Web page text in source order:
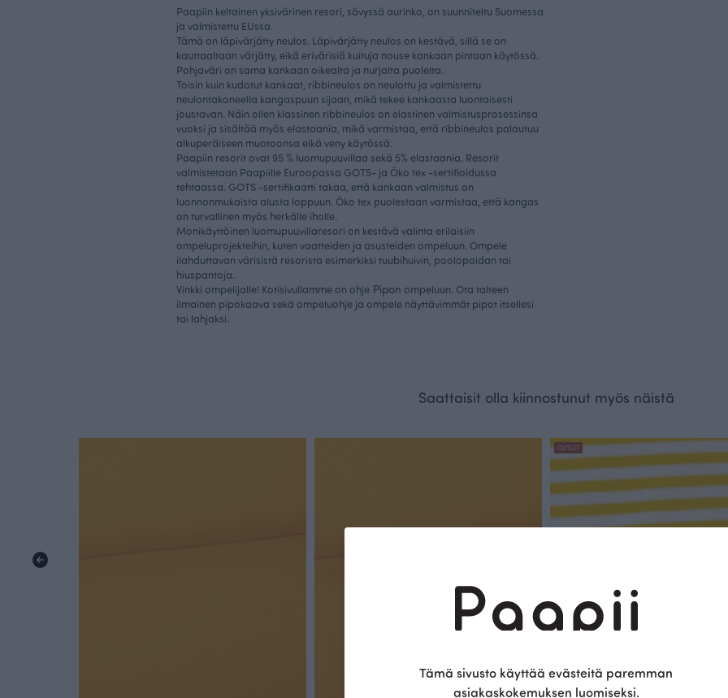
Paapiin keltainen yksivärinen resori, sävyssä aurinko, on suunniteltu Suomessa
ja valmistettu EUssa.
Tämä on läpivärjätty neulos. Läpivärjätty neulos on kestävä, sillä se on
kauttaaltaan värjätty, eikä erivärisiä kuituja nouse kankaan pintaan käytössä.
Pohjaväri on sama kankaan oikealta ja nurjalta puolelta.
Toisin kuin kudotut kankaat, ribbineulos on neulottu ja valmistettu
neulontakoneella kangaspuun sijaan, mikä tekee kankaasta luontaisesti
joustavan. Näin ollen klassinen ribbineulos on elastinen valmistusprosessinsa
vuoksi ja sisältää myös elastaania, mikä varmistaa, että ribbineulos palautuu
alkuperäiseen muotoonsa eikä veny käytössä.
Paapiin resorit ovat 95 % luomupuuvillaa sekä 5% elastaania. Resorit
valmistetaan Paapiille Euroopassa GOTS- ja Öko tex -sertifioidussa
tehtaassa. GOTS -sertifikaatti takaa, että kankaan valmistus on
luonnonmukaista alusta loppuun. Öko tex puolestaan varmistaa, että kangas
on turvallinen myös herkälle iholle.
Monikäyttöinen luomupuuvillaresori on kestävä valinta erilaisiin
ompeluprojekteihin, kuten vaatteiden ja asusteiden ompeluun. Ompele
ilahduttavan värisistä resorista esimerkiksi tuubihuivin, poolopaidan tai
hiuspantoja.
Vinkki ompelijalle! Kotisivullamme on ohje Pipon ompeluun. Ota talteen
ilmainen pipokaava sekä ompeluohje ja ompele näyttävimmät pipot itsellesi
tai lahjaksi.
Saattaisit olla kiinnostunut myös näistä
OUTLET
Tämä sivusto käyttää evästeitä paremman
asiakaskokemuksen luomiseksi.